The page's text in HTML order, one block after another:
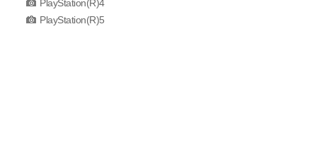
PlayStation(R)4
PlayStation(R)5